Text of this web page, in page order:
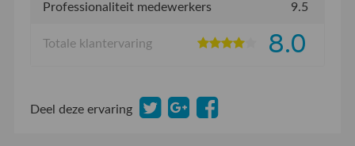
Professionaliteit medewerkers 9.5
Totale klantervaring 8.0
Deel deze ervaring